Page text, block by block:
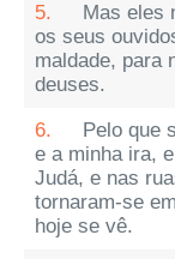
5.
Mas eles
os seus
maldade, para
deuses.
6.
Pelo que
e a minha ira,
Judá, e nas
tornaram-se
hoje se vê.